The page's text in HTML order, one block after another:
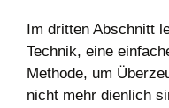
Im dritten Abschnitt
Technik, eine
Methode, um
nicht mehr dienlich